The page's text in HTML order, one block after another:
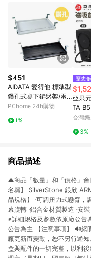
$451
AIDATA 愛得他 標準型
鑽孔式桌下鍵盤架/兩
色可選 KB003
PChome 24h購物
1%
歷史
亞果
TA
式 電
台灣
3%
商品描述
▲商品「數量」和「價格」
名稱】 SilverStone 銀欣
品規格】 ‧可調扭力式懸臂，
幕旋轉 ‧鋁合金材質製造 ‧安
※詳細規格及參數依原廠公告
公告為主 【注意事項】 🔊網
廠更新而變動，恕不另行通
盒與配件的一切完整，以利